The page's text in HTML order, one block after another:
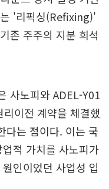
'리픽싱(Refixing)'
존 주주의 지분 희석
사노피와 ADEL-Y01
이전 계약을 체결했
다는 점이다. 이는 국
적 가치를 사노피가
인이었던 사업성 입